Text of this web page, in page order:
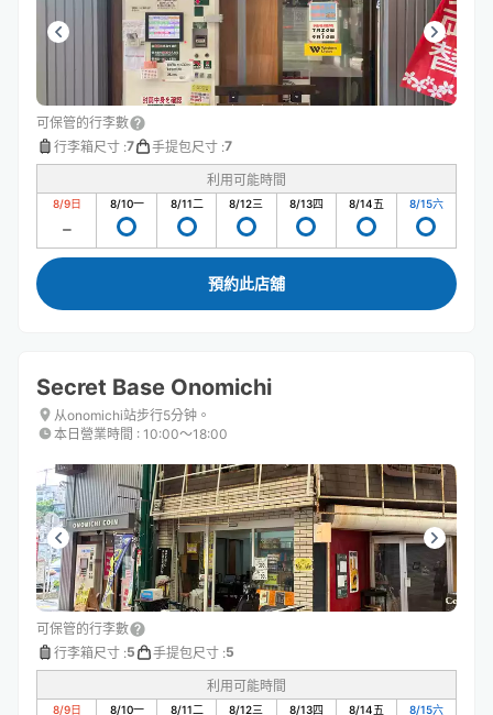
可保管的行李數
行李箱尺寸 :7 手提包尺寸 :7
利用可能時間
8/9日 8/10一 8/11二 8/12三 8/13四 8/14五 8/15六
預約此店舖
Secret Base Onomichi
从onomichi站步行5分钟。
本日營業時間 : 10:00〜18:00
可保管的行李數
行李箱尺寸 :5 手提包尺寸 :5
利用可能時間
8/9日 8/10一 8/11二 8/12三 8/13四 8/14五 8/15六